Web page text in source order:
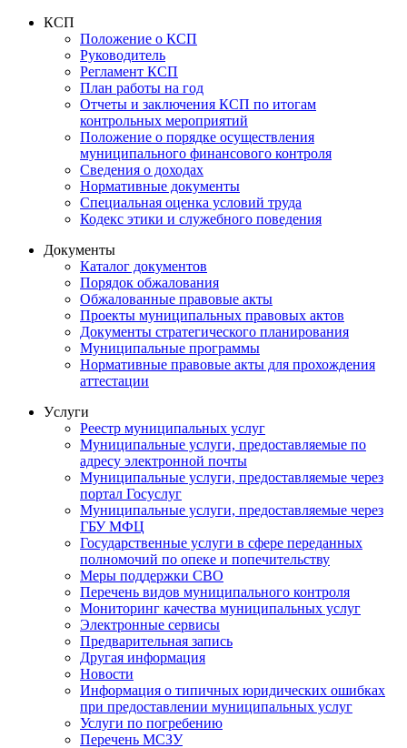
КСП
Положение о КСП
Руководитель
Регламент КСП
План работы на год
Отчеты и заключения КСП по итогам
контрольных мероприятий
Положение о порядке осуществления
муниципального финансового контроля
Сведения о доходах
Нормативные документы
Специальная оценка условий труда
Кодекс этики и служебного поведения
Документы
Каталог документов
Порядок обжалования
Обжалованные правовые акты
Проекты муниципальных правовых актов
Документы стратегического планирования
Муниципальные программы
Нормативные правовые акты для прохождения
аттестации
Услуги
Реестр муниципальных услуг
Муниципальные услуги, предоставляемые по
адресу электронной почты
Муниципальные услуги, предоставляемые через
портал Госуслуг
Муниципальные услуги, предоставляемые через
ГБУ МФЦ
Государственные услуги в сфере переданных
полномочий по опеке и попечительству
Меры поддержки СВО
Перечень видов муниципального контроля
Мониторинг качества муниципальных услуг
Электронные сервисы
Предварительная запись
Другая информация
Новости
Информация о типичных юридических ошибках
при предоставлении муниципальных услуг
Услуги по погребению
Перечень МСЗУ